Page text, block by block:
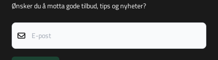
Ønsker du å motta gode tilbud, tips og nyheter?
E-post